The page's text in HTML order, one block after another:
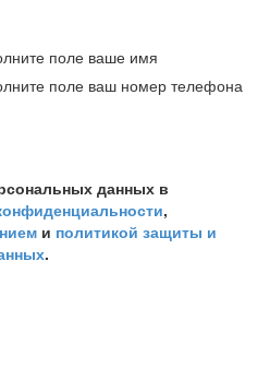
поле ваше имя
поле ваш номер телефона
данных в
,
и политикой защиты и
.